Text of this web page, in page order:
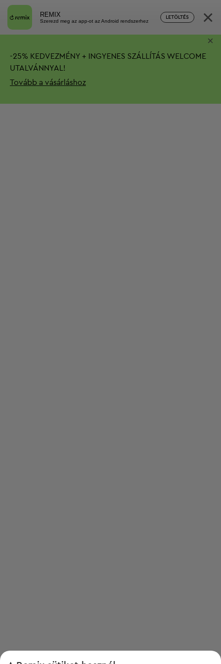
REMIX
Szerezd meg az app-ot az Android rendszerhez
LETÖLTÉS ×
-25% KEDVEZMÉNY + INGYENES SZÁLLÍTÁS WELCOME
UTALVÁNNYAL!
Tovább a vásárláshoz
×